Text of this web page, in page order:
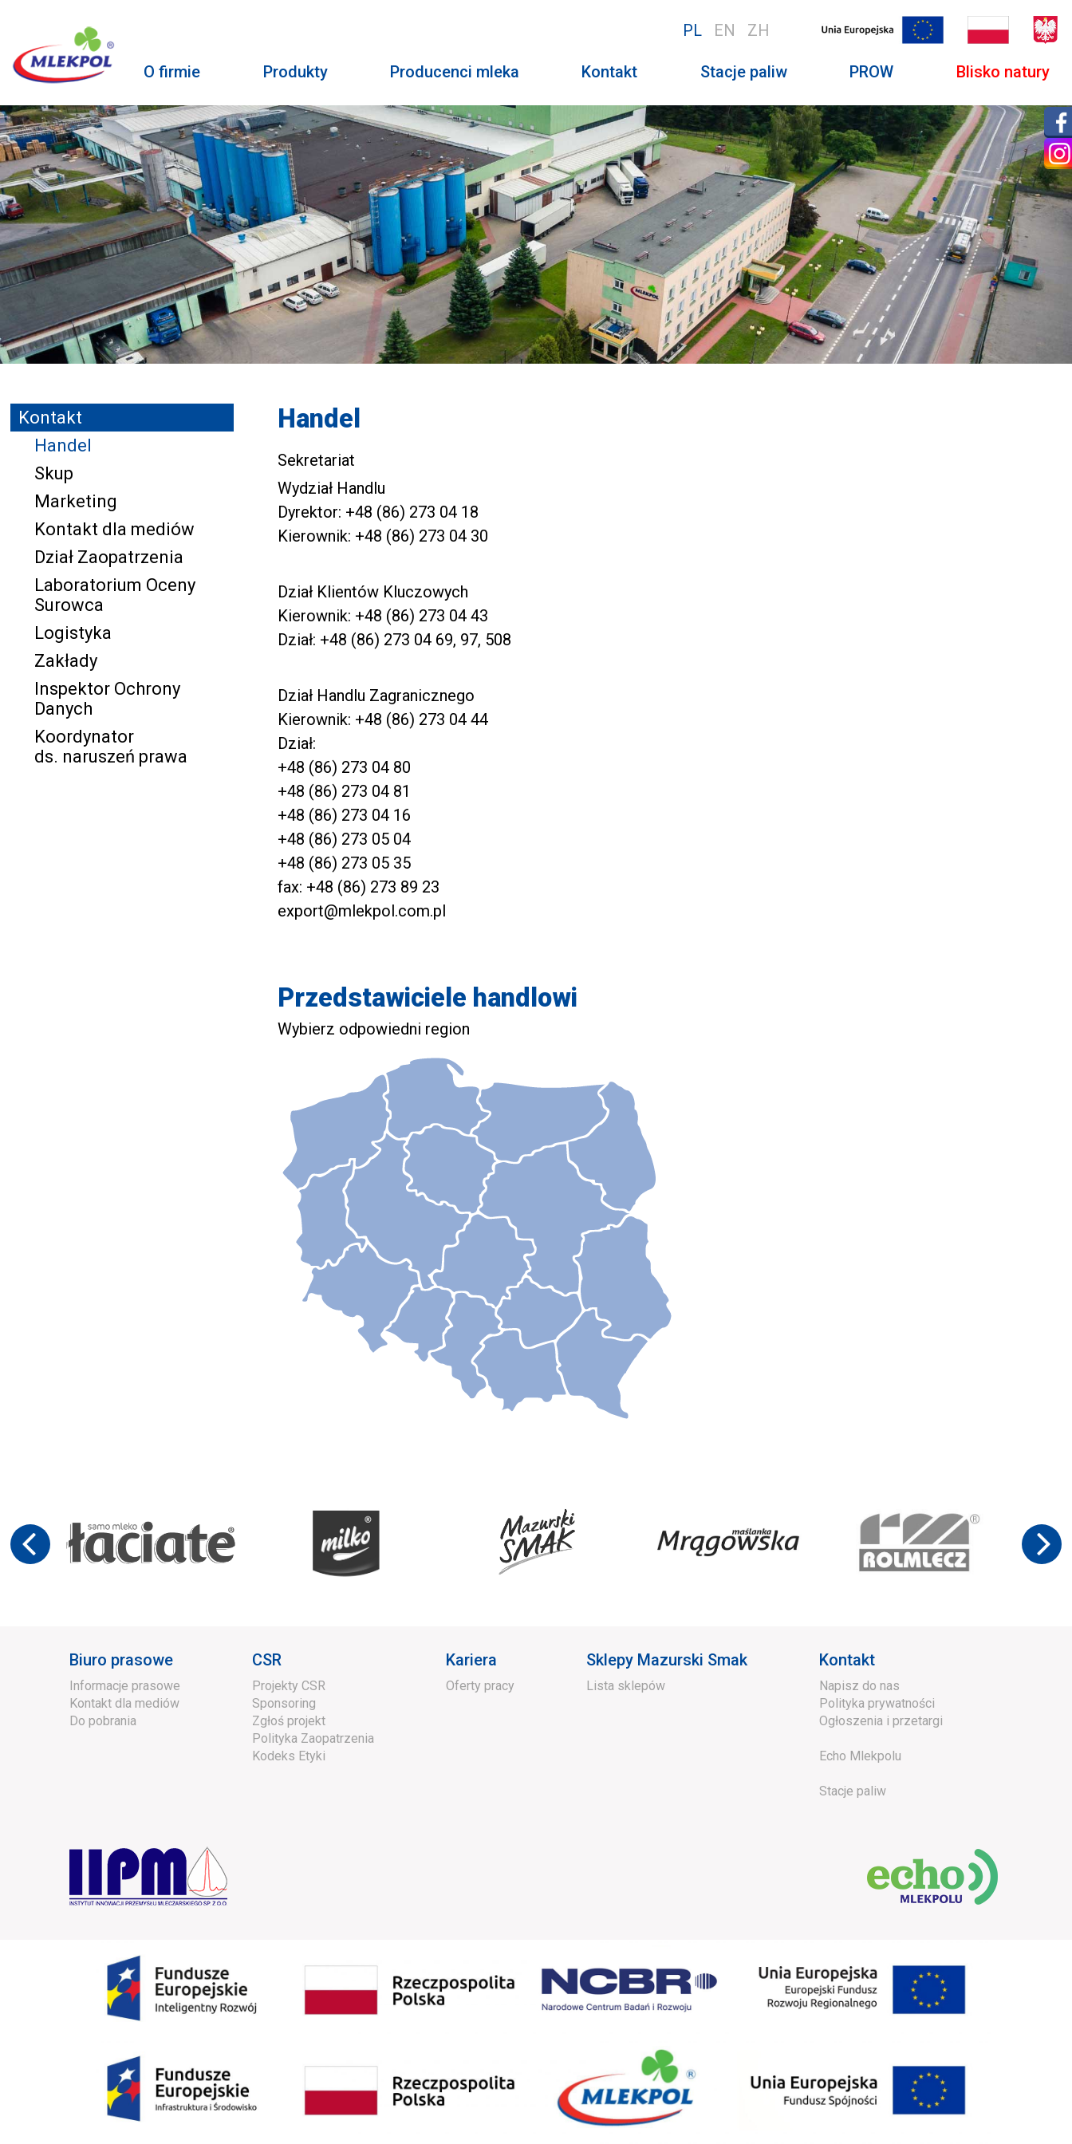
PL EN ZH
O firmie Produkty Producenci mleka Kontakt Stacje paliw PROW Blisko natury
Kontakt
Handel
Skup
Marketing
Kontakt dla mediów
Dział Zaopatrzenia
Laboratorium Oceny
Surowca
Logistyka
Zakłady
Inspektor Ochrony
Danych
Koordynator
ds. naruszeń prawa
Handel
Sekretariat
Wydział Handlu
Dyrektor: +48 (86) 273 04 18
Kierownik: +48 (86) 273 04 30
Dział Klientów Kluczowych
Kierownik: +48 (86) 273 04 43
Dział: +48 (86) 273 04 69, 97, 508
Dział Handlu Zagranicznego
Kierownik: +48 (86) 273 04 44
Dział:
+48 (86) 273 04 80
+48 (86) 273 04 81
+48 (86) 273 04 16
+48 (86) 273 05 04
+48 (86) 273 05 35
fax: +48 (86) 273 89 23
export@mlekpol.com.pl
Przedstawiciele handlowi
Wybierz odpowiedni region
Biuro prasowe
Informacje prasowe
Kontakt dla mediów
Do pobrania
CSR
Projekty CSR
Sponsoring
Zgłoś projekt
Polityka Zaopatrzenia
Kodeks Etyki
Kariera
Oferty pracy
Sklepy Mazurski Smak
Lista sklepów
Kontakt
Napisz do nas
Polityka prywatności
Ogłoszenia i przetargi
Echo Mlekpolu
Stacje paliw